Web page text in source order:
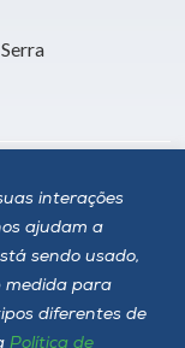
interações
ajudam a
sendo usado,
medida para
diferentes de
Política de